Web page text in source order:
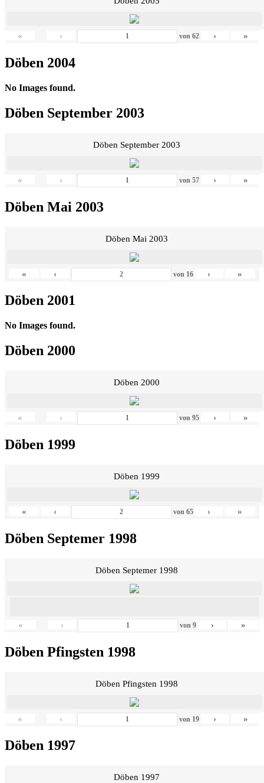
« ‹ von 62 › »
Döben 2004
No Images found.
Döben September 2003
Döben September 2003
« ‹ von 57 › »
Döben Mai 2003
Döben Mai 2003
« ‹ von 16 › »
Döben 2001
No Images found.
Döben 2000
Döben 2000
« ‹ von 95 › »
Döben 1999
Döben 1999
« ‹ von 65 › »
Döben Septemer 1998
Döben Septemer 1998
« ‹ von9 › »
Döben Pfingsten 1998
Döben Pfingsten 1998
« ‹ von 19 › »
Döben 1997
Döben 1997